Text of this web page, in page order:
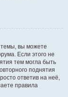
темы, вы можете
Если этого не
тем могла быть
поднятия
ответив на неё,
правила